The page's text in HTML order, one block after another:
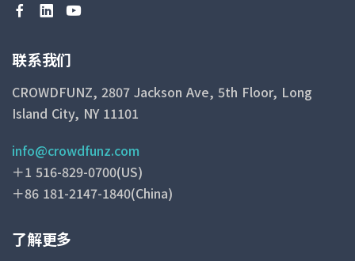
联系我们
CROWDFUNZ, 2807 Jackson Ave, 5th Floor, Long
Island City, NY 11101
info@crowdfunz.com
＋1 516-829-0700(US)
＋86 181-2147-1840(China)
了解更多